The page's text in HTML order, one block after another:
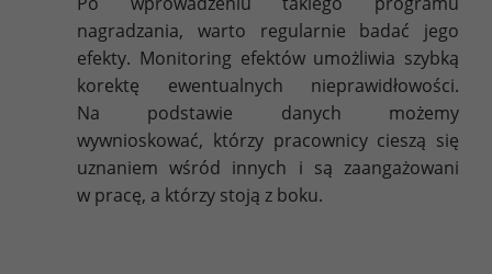
nagradzania, warto regularnie badać jego
efekty. Monitoring efektów umożliwia szybką
korektę ewentualnych nieprawidłowości.
Na podstawie danych możemy
wywnioskować, którzy pracownicy cieszą się
uznaniem wśród innych i są zaangażowani
w pracę, a którzy stoją z boku.